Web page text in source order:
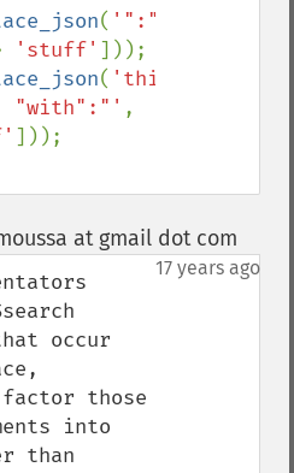
( '":"'
'stuff'
( 'this":"'
"with":"' ,
at gmail dot com
17 years ago
occur
those
into
than